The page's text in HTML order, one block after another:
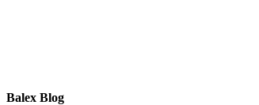
Balex Blog